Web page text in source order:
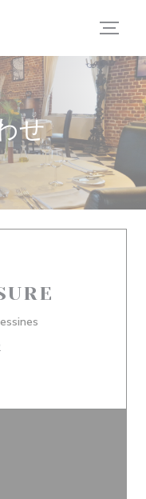
せ
((新しいウィンドウ